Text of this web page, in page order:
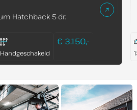
Hatchback 5-dr.
Handgeschakeld
€ 3.150,-